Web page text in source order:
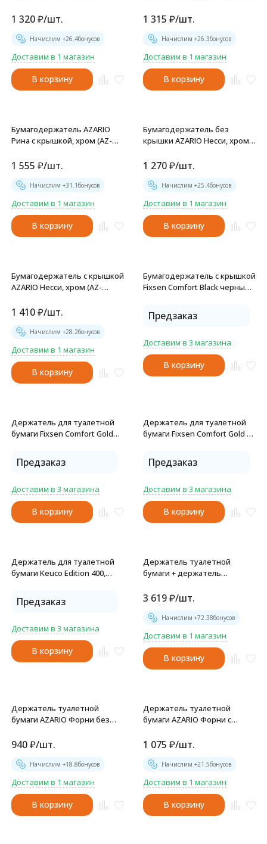
1 320₽/шт.
Начислим +26.4бонусов
Доставим в 1 магазин
В корзину
1 315 ₽/шт.
Начислим +26.3бонусов
Доставим в 1 магазин
В корзину
Бумагодержатель AZARIO
Рина с крышкой, хром (AZ-
1 555 ₽/шт.
Начислим +31.1бонусов
Доставим в 1 магазин
В корзину
Бумагодержатель без
крышки AZARIO Несси, хром
1 270₽/шт.
Начислим +25.4бонусов
Доставим в 1 магазин
В корзину
Бумагодержатель с крышкой
AZARIO Несси, хром (AZ-
1 410₽/шт.
Начислим +28.2бонусов
Доставим в 1 магазин
В корзину
Бумагодержатель с крышкой
Fixsen Comfort Black черный
Предзаказ
Доставим в 3 магазина
В корзину
Держатель для туалетной
бумаги Fixsen Comfort Gold
Предзаказ
Доставим в 3 магазина
В корзину
Держатель для туалетной
бумаги Fixsen Comfort Gold с
87010)
Предзаказ
Доставим в 3 магазина
В корзину
Держатель для туалетной
бумаги Keuco Edition 400,
Предзаказ
Доставим в 3 магазина
В корзину
Держатель туалетной
бумаги + держатель
Kvadro, хром (FX-61310Е)
3 619₽/шт.
Начислим +72.38бонусов
Доставим в 1 магазин
В корзину
Держатель туалетной
бумаги AZARIO Форни без
940₽/шт.
Начислим +18.8бонусов
Доставим в 1 магазин
В корзину
Держатель туалетной
бумаги AZARIO Форни с
1 075 ₽/шт.
Начислим +21.5бонусов
Доставим в 1 магазин
В корзину